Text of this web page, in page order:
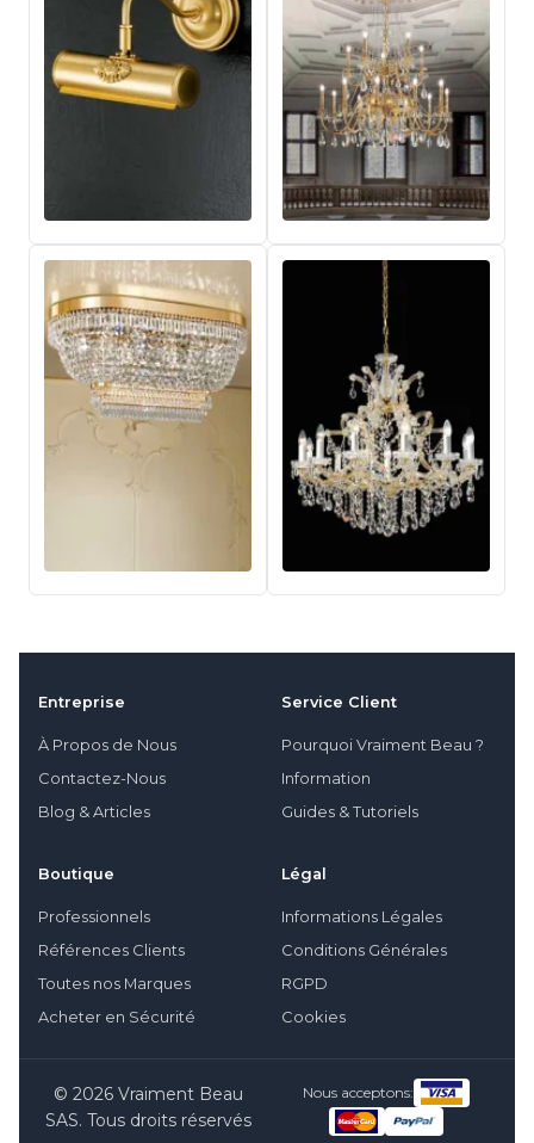
Entreprise
À Propos de Nous
Contactez-Nous
Blog & Articles
Service Client
Pourquoi Vraiment Beau ?
Information
Guides & Tutoriels
Boutique
Professionnels
Références Clients
Toutes nos Marques
Acheter en Sécurité
Légal
Informations Légales
Conditions Générales
RGPD
Cookies
© 2026 Vraiment Beau
SAS. Tous droits réservés
Nous acceptons: